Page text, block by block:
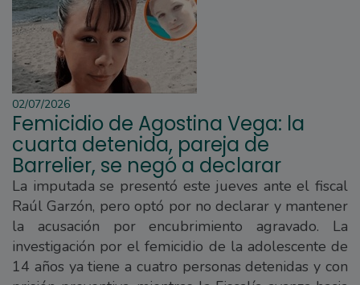
02/07/2026
Femicidio de Agostina Vega: la
cuarta detenida, pareja de
Barrelier, se negó a declarar
La imputada se presentó este jueves ante el fiscal
Raúl Garzón, pero optó por no declarar y mantener
la acusación por encubrimiento agravado. La
investigación por el femicidio de la adolescente de
14 años ya tiene a cuatro personas detenidas y con